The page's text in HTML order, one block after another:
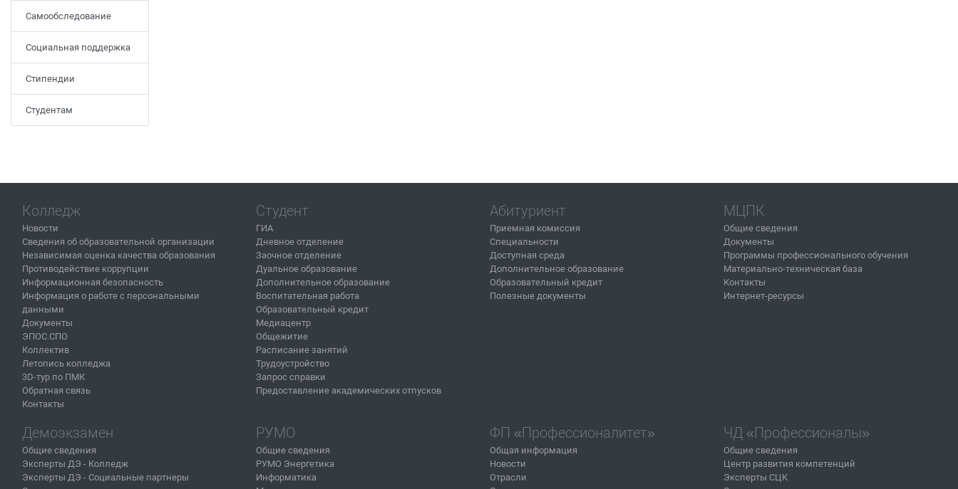
Самообследование
Социальная поддержка
Стипендии
Студентам
Колледж
Новости
Сведения об образовательной организации
Независимая оценка качества образования
Противодействие коррупции
Информационная безопасность
Информация о работе с персональными
данными
Документы
ЭПОС.СПО
Коллектив
Летопись колледжа
3D-тур по ПМК
Обратная связь
Контакты
Студент
ГИА
Дневное отделение
Заочное отделение
Дуальное образование
Дополнительное образование
Воспитательная работа
Образовательный кредит
Медиацентр
Общежитие
Расписание занятий
Трудоустройство
Запрос справки
Предоставление академических отпусков
Абитуриент
Приемная комиссия
Специальности
Доступная среда
Дополнительное образование
Образовательный кредит
Полезные документы
МЦПК
Общие сведения
Документы
Программы профессионального обучения
Материально-техническая база
Контакты
Интернет-ресурсы
Демоэкзамен
Общие сведения
Эксперты ДЭ - Колледж
Эксперты ДЭ - Социальные партнеры
РУМО
Общие сведения
РУМО Энергетика
Информатика
ФП «Профессионалитет»
Общая информация
Новости
Отрасли
ЧД «Профессионалы»
Общие сведения
Центр развития компетенций
Эксперты СЦК